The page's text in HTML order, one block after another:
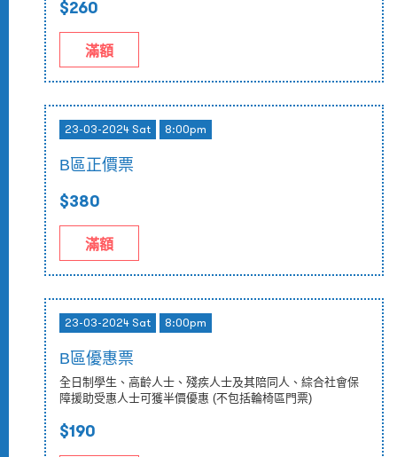
$260
滿額
23-03-2024 Sat 8:00pm
B區正價票
$380
滿額
23-03-2024 Sat 8:00pm
B區優惠票
全日制學生、高齡人士、殘疾人士及其陪同人、綜合社會保
障援助受惠人士可獲半價優惠 (不包括輪椅區門票)
$190